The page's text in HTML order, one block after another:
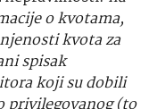
o kvotama,
kvota za
spisak
koji su dobili